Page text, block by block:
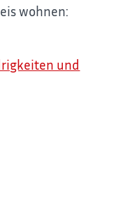
wohnen:
und